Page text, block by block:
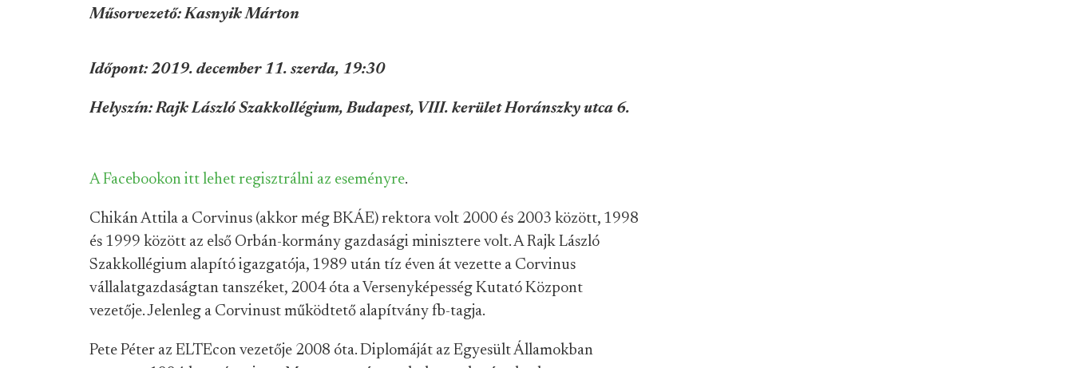
Műsorvezető: Kasnyik Márton
Időpont: 2019. december 11. szerda, 19:30
Helyszín: Rajk László Szakkollégium, Budapest, VIII. kerület Horánszky utca 6.
A Facebookon itt lehet regisztrálni az eseményre.
Chikán Attila a Corvinus (akkor még BKÁE) rektora volt 2000 és 2003 között, 1998
és 1999 között az első Orbán-kormány gazdasági minisztere volt. A Rajk László
Szakkollégium alapító igazgatója, 1989 után tíz éven át vezette a Corvinus
vállalatgazdaságtan tanszéket, 2004 óta a Versenyképesség Kutató Központ
vezetője. Jelenleg a Corvinust működtető alapítvány fb-tagja.
Pete Péter az ELTEcon vezetője 2008 óta. Diplomáját az Egyesült Államokban